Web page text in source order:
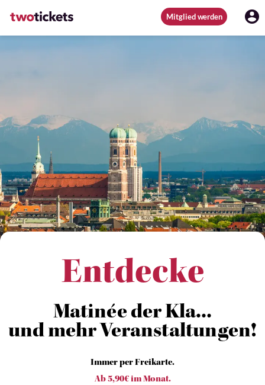
Mitglied werden
Entdecke
Matinée der Kla...
und mehr Veranstaltungen!
Immer per Freikarte.
Ab 5,90€ im Monat.